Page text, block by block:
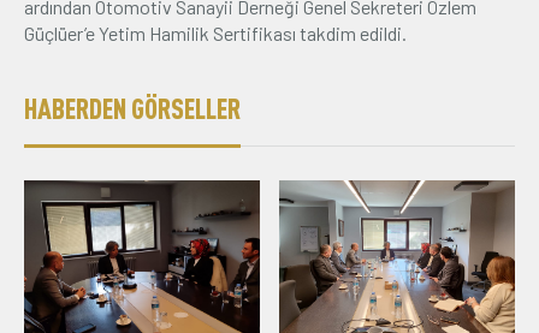
ardından Otomotiv Sanayii Derneği Genel Sekreteri Özlem
Güçlüer’e Yetim Hamilik Sertifikası takdim edildi.
HABERDEN GÖRSELLER